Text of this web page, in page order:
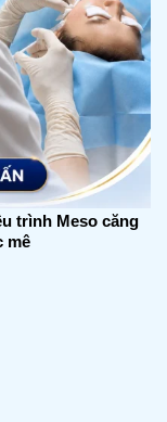
trình Meso căng
mê